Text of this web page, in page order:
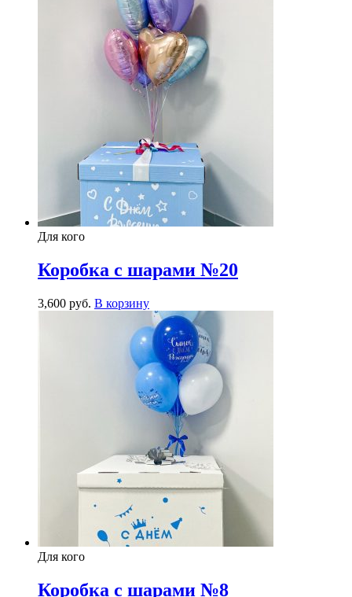
Для кого
Коробка с шарами №20
3,600 руб. В корзину
Для кого
Коробка с шарами №8